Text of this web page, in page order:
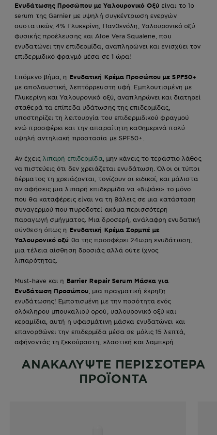
Ενυδάτωσης Προσώπου με Υαλουρονικό Οξύ είναι το 1ο
serum της Garnier με υψηλή συγκέντρωση ενεργών
συστατικών, 4% Γλυκερίνη, Πανθενόλη, Υαλουρονικό οξύ
φυσικής προέλευσης και Aloe Vera Squalene, που
ενυδατώνει την επιδερμίδα, αναπληρώνει και ενισχύει τον
επιδερμιδικό φραγμό μέσα σε 1 ώρα!
Επόμενο βήμα, η Ενυδατική Κρέμα Προσώπου με SPF50+
με απολαυστική, λεπτόρρευστη υφή. Εμπλουτισμένη με
Γλυκερίνη και Υαλουρονικό οξύ, αναπληρώνει και διατηρεί
σταθερά τα επίπεδα υδάτωσης της επιδερμίδας,
υποστηρίζει τη λειτουργία του επιδερμιδικού φραγμού
ενώ προσφέρει και την απαραίτητη καθημερινά πολύ
υψηλή αντηλιακή προστασία με SPF50+.
Αν έχεις λιπαρή επιδερμίδα , μην κάνεις το τεράστιο λάθος
να πιστεύεις ότι δεν χρειάζεται ενυδάτωση. Όλοι οι τύποι
δέρματος τη χρειάζονται, τονίζουν οι ειδικοί, και μάλιστα
αν αφήσεις μια λιπαρή επιδερμίδα να «διψάει» το μόνο
που θα καταφέρεις είναι να τη βάλεις σε μια κατάσταση
συναγερμού που πυροδοτεί ακόμα περισσότερη
παραγωγή σμήγματος. Μια δροσερή, ανάλαφρη ενυδατική
σύνθεση όπως η Ενυδατική Κρέμα Σορμπέ με
Υαλουρονικό οξύ θα της προσφέρει 24ωρη ενυδάτωση,
μια τέλεια αίσθηση δροσιάς αλλά ούτε ίχνος
λιπαρότητας.
Must-have και η Barrier Repair Serum Μάσκα για
Ενυδάτωση Προσώπου , μια πραγματική έκρηξη
ενυδάτωσης! Εμποτισμένη με την ποσότητα ενός
ολόκληρου μπουκαλιού ορού, υαλουρονικό οξύ και
κεραμίδια, αυτή η υφασμάτινη μάσκα ενυδατώνει και
επανορθώνει την επιδερμίδα μέσα σε μόλις 15 λεπτά,
αφήνοντάς τη ξεκούραστη, ελαστική και λαμπερή.
ΑΝΑΚΑΛΥΨΤΕ ΠΕΡΙΣΣΟΤΕΡΑ
ΠΡΟΪΟΝΤΑ